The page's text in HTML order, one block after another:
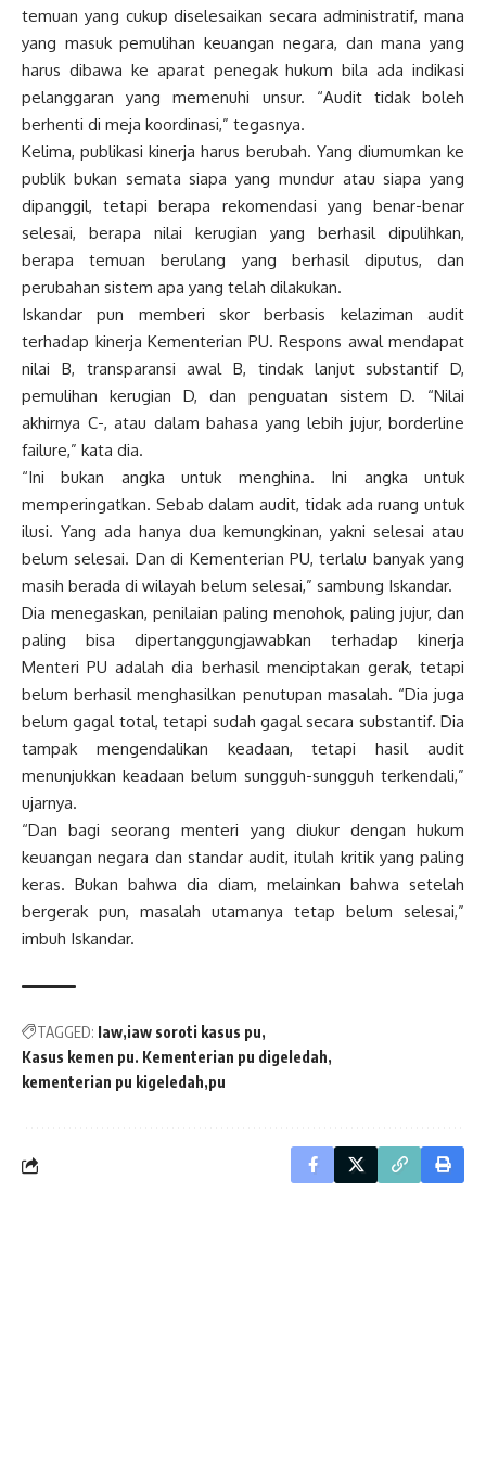
temuan yang cukup diselesaikan secara administratif, mana
yang masuk pemulihan keuangan negara, dan mana yang
harus dibawa ke aparat penegak hukum bila ada indikasi
pelanggaran yang memenuhi unsur. “Audit tidak boleh
berhenti di meja koordinasi,” tegasnya.
Kelima, publikasi kinerja harus berubah. Yang diumumkan ke
publik bukan semata siapa yang mundur atau siapa yang
dipanggil, tetapi berapa rekomendasi yang benar-benar
selesai, berapa nilai kerugian yang berhasil dipulihkan,
berapa temuan berulang yang berhasil diputus, dan
perubahan sistem apa yang telah dilakukan.
Iskandar pun memberi skor berbasis kelaziman audit
terhadap kinerja Kementerian PU. Respons awal mendapat
nilai B, transparansi awal B, tindak lanjut substantif D,
pemulihan kerugian D, dan penguatan sistem D. “Nilai
akhirnya C-, atau dalam bahasa yang lebih jujur, borderline
failure,” kata dia.
“Ini bukan angka untuk menghina. Ini angka untuk
memperingatkan. Sebab dalam audit, tidak ada ruang untuk
ilusi. Yang ada hanya dua kemungkinan, yakni selesai atau
belum selesai. Dan di Kementerian PU, terlalu banyak yang
masih berada di wilayah belum selesai,” sambung Iskandar.
Dia menegaskan, penilaian paling menohok, paling jujur, dan
paling bisa dipertanggungjawabkan terhadap kinerja
Menteri PU adalah dia berhasil menciptakan gerak, tetapi
belum berhasil menghasilkan penutupan masalah. “Dia juga
belum gagal total, tetapi sudah gagal secara substantif. Dia
tampak mengendalikan keadaan, tetapi hasil audit
menunjukkan keadaan belum sungguh-sungguh terkendali,”
ujarnya.
“Dan bagi seorang menteri yang diukur dengan hukum
keuangan negara dan standar audit, itulah kritik yang paling
keras. Bukan bahwa dia diam, melainkan bahwa setelah
bergerak pun, masalah utamanya tetap belum selesai,”
imbuh Iskandar.
TAGGED: Iaw iaw soroti kasus pu
Kasus kemen pu. Kementerian pu digeledah
kementerian pu kigeledah pu